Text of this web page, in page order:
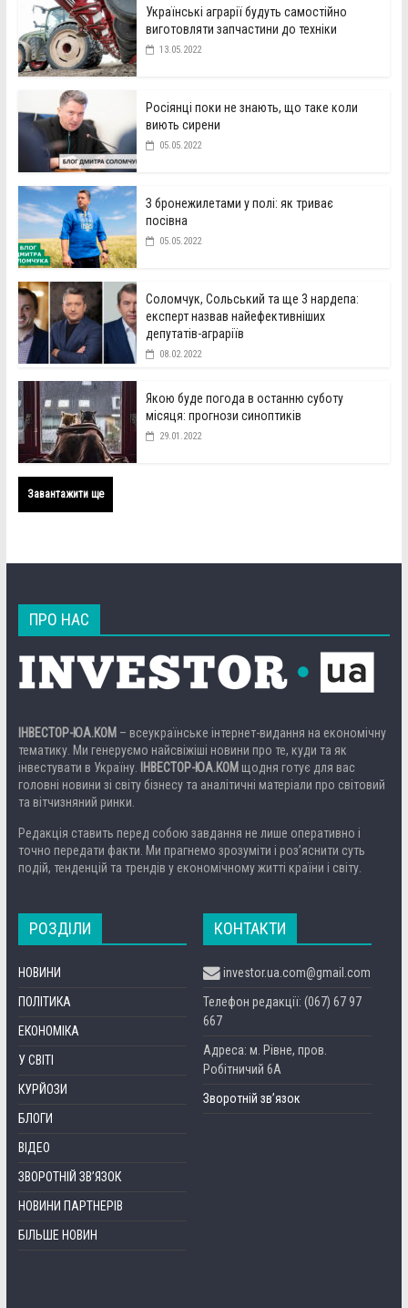
Українські аграрії будуть самостійно
виготовляти запчастини до техніки
13.05.2022
Росіянці поки не знають, що таке коли
виють сирени
05.05.2022
З бронежилетами у полі: як триває
посівна
05.05.2022
Соломчук, Сольський та ще 3 нардепа:
експерт назвав найефективніших
депутатів-аграріїв
08.02.2022
Якою буде погода в останню суботу
місяця: прогнози синоптиків
29.01.2022
Завантажити ще
ПРО НАС
ІНВЕСТОР-ЮА.КОМ – всеукраїнське інтернет-видання на економічну
тематику. Ми генеруємо найсвіжіші новини про те, куди та як
інвестувати в Україну. ІНВЕСТОР-ЮА.КОМ щодня готує для вас
головні новини зі світу бізнесу та аналітичні матеріали про світовий
та вітчизняний ринки.
Редакція ставить перед собою завдання не лише оперативно і
точно передати факти. Ми прагнемо зрозуміти і роз’яснити суть
подій, тенденцій та трендів у економічному житті країни і світу.
РОЗДІЛИ
НОВИНИ
ПОЛІТИКА
ЕКОНОМІКА
У СВІТІ
КУРЙОЗИ
БЛОГИ
ВІДЕО
ЗВОРОТНІЙ ЗВ’ЯЗОК
НОВИНИ ПАРТНЕРІВ
БІЛЬШЕ НОВИН
КОНТАКТИ
investor.ua.com@gmail.com
Телефон редакції: (067) 67 97
667
Адреса: м. Рівне, пров.
Робітничий 6А
Зворотній зв’язок